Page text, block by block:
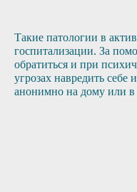
Такие патологии в
госпитализации. За
обратиться и при
угрозах навредить себе
анонимно на дому или в